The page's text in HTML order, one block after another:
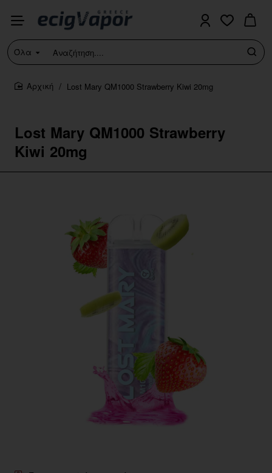
Όλα
Αναζήτηση....
Lost Mary QM1000 Strawberry
Kiwi 20mg
home
Lost Mary QM1000 Strawberry Kiwi 20mg